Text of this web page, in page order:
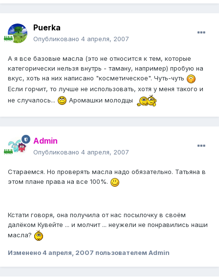
Puerka
Опубликовано 4 апреля, 2007
А я все базовые масла (это не относится к тем, которые
категорически нельзя внутрь - таману, например) пробую на
вкус, хоть на них написано "косметическое". Чуть-чуть
Если горчит, то лучше не использовать, хотя у меня такого и
не случалось...
Аромашки молодцы
Admin
Опубликовано 4 апреля, 2007
Стараемся. Но проверять масла надо обязательно. Татьяна в
этом плане права на все 100%.
Кстати говоря, она получила от нас посылочку в своём
далёком Кувейте ... и молчит ... неужели не понравились наши
масла?
Изменено4 апреля, 2007 пользователем Admin